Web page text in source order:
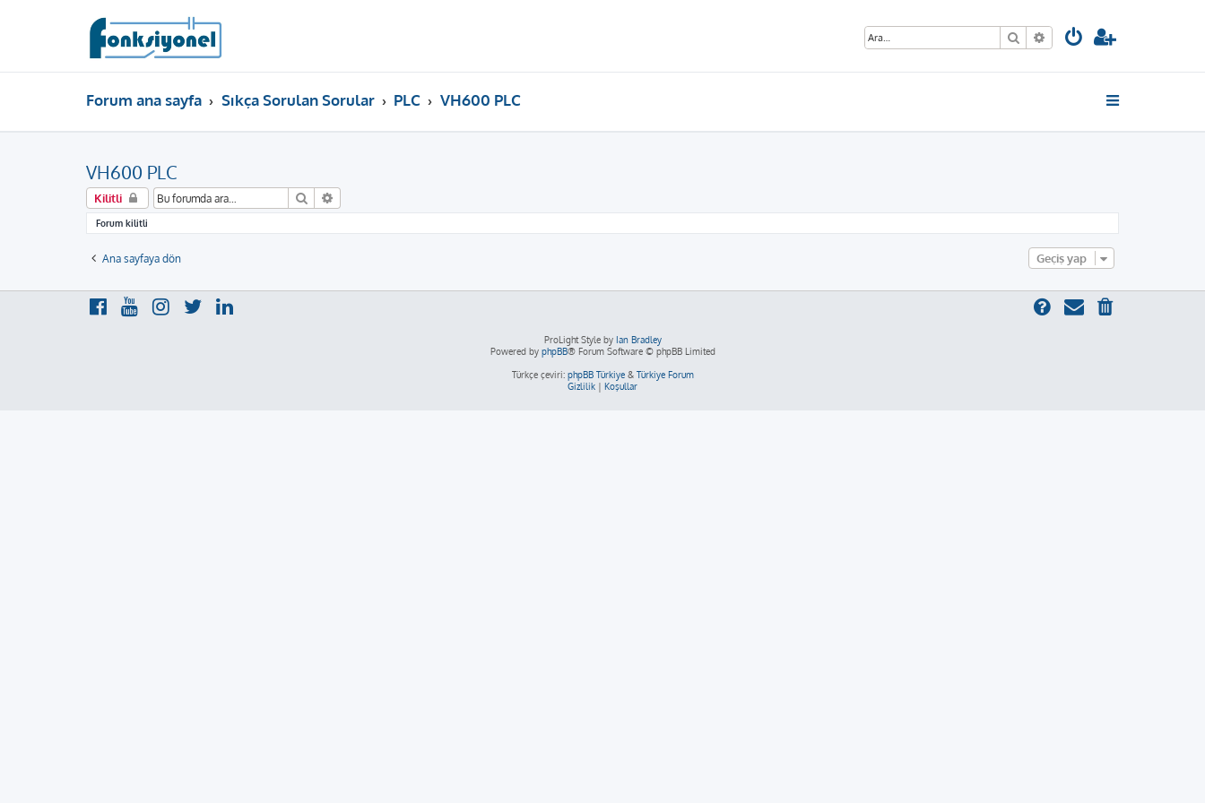
Ara Gelişmiş arama
Forum ana sayfa Sıkça Sorulan Sorular PLC VH600 PLC
VH600 PLC
Kilitli Ara
Forum kilitli
Ana sayfaya dön Geçiş yap
ProLight Style by Ian Bradley
Powered by phpBB® Forum Software © phpBB Limited
Türkçe çeviri: phpBB Türkiye& Türkiye Forum
Gizlilik | Koşullar